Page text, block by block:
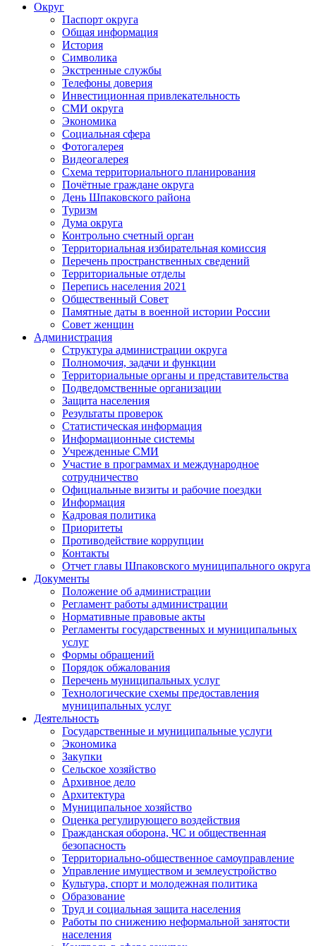
Округ
Паспорт округа
Общая информация
История
Символика
Экстренные службы
Телефоны доверия
Инвестиционная привлекательность
СМИ округа
Экономика
Социальная сфера
Фотогалерея
Видеогалерея
Схема территориального планирования
Почётные граждане округа
День Шпаковского района
Туризм
Дума округа
Контрольно счетный орган
Территориальная избирательная комиссия
Перечень пространственных сведений
Территориальные отделы
Перепись населения 2021
Общественный Совет
Памятные даты в военной истории России
Совет женщин
Администрация
Структура администрации округа
Полномочия, задачи и функции
Территориальные органы и представительства
Подведомственные организации
Защита населения
Результаты проверок
Статистическая информация
Информационные системы
Учрежденные СМИ
Участие в программах и международное
сотрудничество
Официальные визиты и рабочие поездки
Информация
Кадровая политика
Приоритеты
Противодействие коррупции
Контакты
Отчет главы Шпаковского муниципального округа
Документы
Положение об администрации
Регламент работы администрации
Нормативные правовые акты
Регламенты государственных и муниципальных
услуг
Формы обращений
Порядок обжалования
Перечень муниципальных услуг
Технологические схемы предоставления
муниципальных услуг
Деятельность
Государственные и муниципальные услуги
Экономика
Закупки
Сельское хозяйство
Архивное дело
Архитектура
Муниципальное хозяйство
Оценка регулирующего воздействия
Гражданская оборона, ЧС и общественная
безопасность
Территориально-общественное самоуправление
Управление имуществом и землеустройство
Культура, спорт и молодежная политика
Образование
Труд и социальная защита населения
Работы по снижению неформальной занятости
населения